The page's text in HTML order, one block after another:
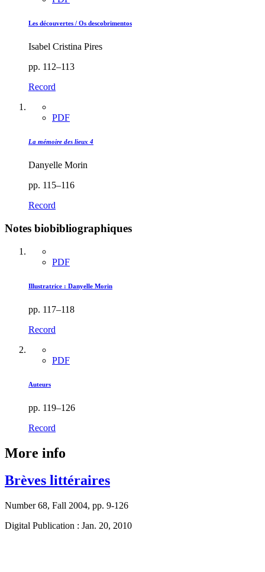
Les découvertes / Os descobrimentos
Isabel Cristina Pires
pp. 112–113
Record
PDF
La mémoire des lieux 4
Danyelle Morin
pp. 115–116
Record
Notes biobibliographiques
PDF
Illustratrice : Danyelle Morin
pp. 117–118
Record
PDF
Auteurs
pp. 119–126
Record
More info
Brèves littéraires
Number 68, Fall 2004, pp. 9-126
Digital Publication : Jan. 20, 2010